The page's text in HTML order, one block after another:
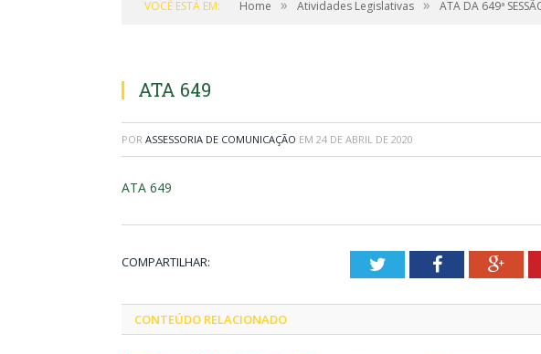
VOCÊ ESTÁ EM: Home » Atividades Legislativas » ATA DA 649ª
ATA 649
POR ASSESSORIA DE COMUNICAÇÃO EM 24 DE ABRIL DE 2020
ATA 649
COMPARTILHAR: TwitterFacebook
CONTEÚDO RELACIONADO